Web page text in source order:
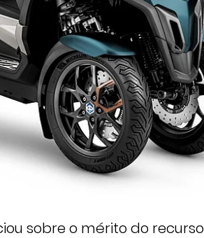
sobre o mérito do recurso